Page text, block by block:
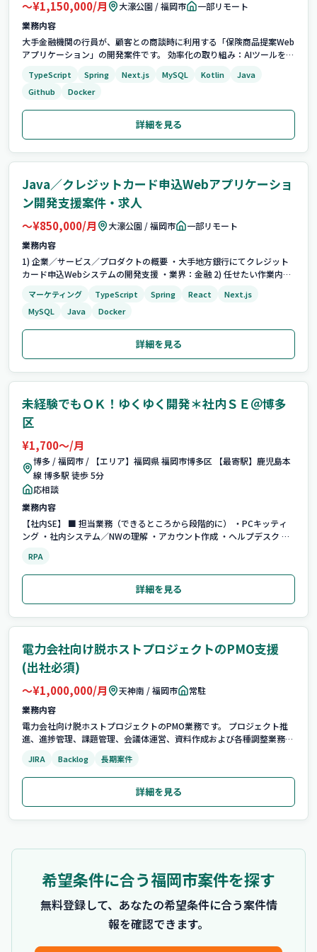
〜¥1,150,000/月 大濠公園 / 福岡市
一部リモート
業務内容
大手金融機関の行員が、顧客との商談時に利用する「保険商品提案Web
アプリケーション」の開発案件です。 効率化の取り組み：AIツールを活
する役割 フロントエンド開発に強みを持つフルスタックエンジニアと
して、設計から開発、内...
TypeScript Spring Next.js MySQL Kotlin
Java
Github
Docker
詳細を見る
Java／クレジットカード申込Webアプリケーショ
ン開発支援案件・求人
〜¥850,000/月 大濠公園 / 福岡市
一部リモート
業務内容
1) 企業／サービス／プロダクトの概要 ・大手地方銀行にてクレジット
カード申込Webシステムの開発支援 ・業界：金融 2) 任せたい作業内容
Java/Spring Boot、TypeScript/React/Next.js等...
マーケティング TypeScript Spring React
Next.js
MySQL
Java Docker
詳細を見る
未経験でもＯＫ！ゆくゆく開発＊社内ＳＥ＠博多
区
¥1,700〜/月
博多 / 福岡市 / 【エリア】福岡県 福岡市博多区 【最寄駅】鹿児島本
線 博多駅 徒歩 5分
応相談
業務内容
【社内SE】 ■ 担当業務（できるところから段階的に） ・PCキッティ
ング ・社内システム／NWの理解 ・アカウント作成 ・ヘルプデスク ・
計書理解（習熟後） ■ 研修体制 ・入社後1年間は北九州本社で研修...
RPA
詳細を見る
電力会社向け脱ホストプロジェクトのPMO支援
(出社必須)
〜¥1,000,000/月 天神南 / 福岡市
常駐
業務内容
電力会社向け脱ホストプロジェクトのPMO業務です。 プロジェクト推
進、進捗管理、課題管理、会議体運営、資料作成および各種調整業務を
・資料作成 ・各種調整業務 ■募集背景 長期プロジェクトに腰を据えて
参画可能な方を募集し...
JIRA Backlog 長期案件
詳細を見る
希望条件に合う福岡市案件を探す
無料登録して、あなたの希望条件に合う案件情
報を確認できます。